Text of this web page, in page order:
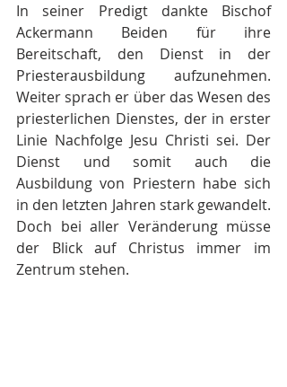
In seiner Predigt dankte Bischof
Ackermann Beiden für ihre
Bereitschaft, den Dienst in der
Priesterausbildung aufzunehmen.
Weiter sprach er über das Wesen des
priesterlichen Dienstes, der in erster
Linie Nachfolge Jesu Christi sei. Der
Dienst und somit auch die
Ausbildung von Priestern habe sich
in den letzten Jahren stark gewandelt.
Doch bei aller Veränderung müsse
der Blick auf Christus immer im
Zentrum stehen.